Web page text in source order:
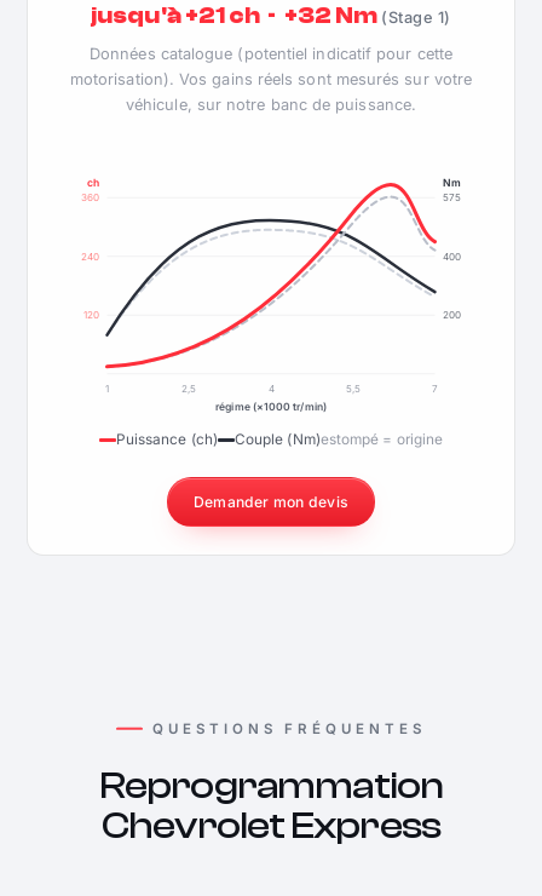
jusqu'à +21 ch · +32 Nm (Stage 1)
Données catalogue (potentiel indicatif pour cette
motorisation). Vos gains réels sont mesurés sur votre
véhicule, sur notre banc de puissance.
120
240
360
200
400
575
ch Nm
1 2,5 4 5,5
7
régime (×1000 tr/min)
Puissance (ch) Couple (Nm)estompé = origine
Demander mon devis
QUESTIONS FRÉQUENTES
Reprogrammation
Chevrolet Express